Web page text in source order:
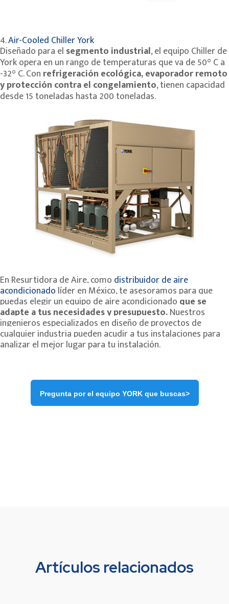
4.Air-Cooled Chiller York
Diseñado para el segmento industrial, el equipo Chiller de
York opera en un rango de temperaturas que va de 50° C a
-32° C. Con refrigeración ecológica, evaporador remoto
y protección contra el congelamiento, tienen capacidad
desde 15 toneladas hasta 200 toneladas.
En Resurtidora de Aire, como distribuidor de aire
acondicionado líder en México, te asesoramos para que
puedas elegir un equipo de aire acondicionado que se
adapte a tus necesidades y presupuesto.Nuestros
ingenieros especializados en diseño de proyectos de
cualquier industria pueden acudir a tus instalaciones para
analizar el mejor lugar para tu instalación.
Pregunta por el equipo YORK que buscas>
Artículos relacionados